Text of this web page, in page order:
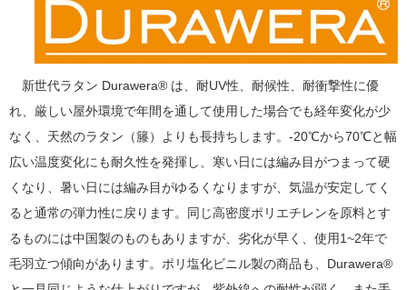
新世代ラタン Durawera® は、耐UV性、耐候性、耐衝撃性に優
れ、厳しい屋外環境で年間を通して使用した場合でも経年変化が少
なく、天然のラタン（籐）よりも長持ちします。-20℃から70℃と幅
広い温度変化にも耐久性を発揮し、寒い日には編み目がつまって硬
くなり、暑い日には編み目がゆるくなりますが、気温が安定してく
ると通常の弾力性に戻ります。同じ高密度ポリエチレンを原料とす
るものには中国製のものもありますが、劣化が早く、使用1~2年で
毛羽立つ傾向があります。ポリ塩化ビニル製の商品も、Durawera®